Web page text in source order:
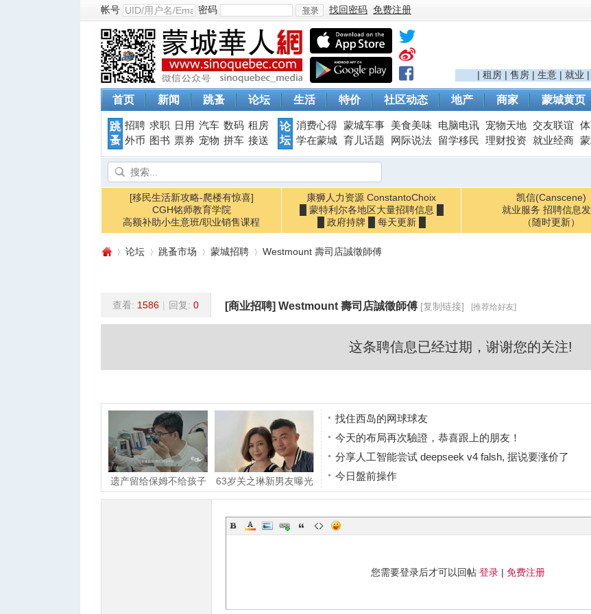
帐号 密码
登
录
找回密码 免费注册
| 租房 | 售房 | 生意 | 就业 |
首页 新闻 跳蚤 论坛 生活 特价 社区动态 地产 商家 蒙城黄页
跳
蚤
招聘 求职 日用 汽车 数码 租房
外币
图书 票券 宠物 拼车 接送
论
坛
消费心得 蒙城车事 美食美味 电脑电讯 宠物天地 交友联谊
学在蒙城 育儿话题 网际说法 留学移民 理财投资 就业经商
[移民生活新攻略-爬楼有惊喜]
CGH铭师教育学院
高额补助小生意班/职业销售课程
康狮人力资源 ConstantoChoix
█ 蒙特利尔各地区大量招聘信息 █
█ 政府持牌 █ 每天更新 █
凯信(Canscene)
就业服务 招聘信息
（随时更新）
城
»
论坛
›
跳蚤市场
›
蒙城招聘
›
Westmount 壽司店誠徵師傅
查看: 1586 | 回复: 0 [商业招聘] Westmount 壽司店誠徵師傅 [复制链接] [推荐给好友]
这条聘信息已经过期，谢谢您的关注!
遗产留给保姆不给孩子
他们拍下上海老人最
63岁关之琳新男友曝光
27岁职业男模！恋情
找住西岛的网球球友
今天的布局再次驗證，恭喜跟上的朋友！
分享人工智能尝试 deepseek v4 falsh, 据说要涨价了
今日盤前操作
7800 是壓力，不是終點！下一站看 8000？
您需要登录后才可以回帖 登录| 免费注册